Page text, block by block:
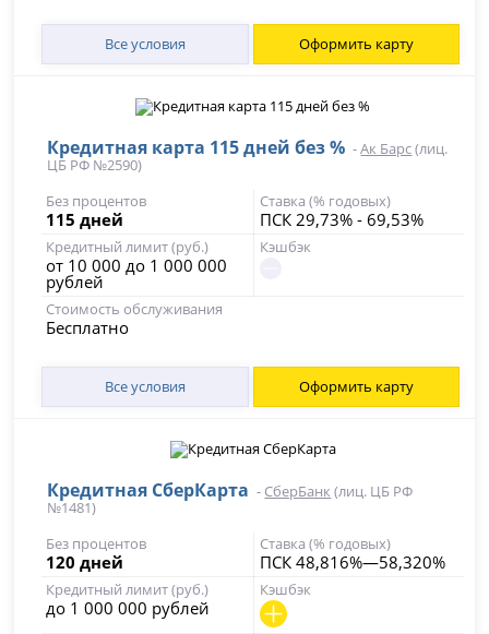
Все условия Оформить карту
Кредитная карта 115 дней без % -Ак Барс(лиц.
ЦБ РФ №2590)
Без процентов
115 дней
Ставка (% годовых)
ПСК 29,73% - 69,53%
Кредитный лимит (руб.)
от 10 000 до 1 000 000
рублей
Кэшбэк
Стоимость обслуживания
Бесплатно
Все условия Оформить карту
Кредитная СберКарта - СберБанк (лиц. ЦБ РФ
№1481)
Без процентов
120 дней
Ставка (% годовых)
ПСК 48,816%—58,320%
Кредитный лимит (руб.)
до 1 000 000 рублей
Кэшбэк